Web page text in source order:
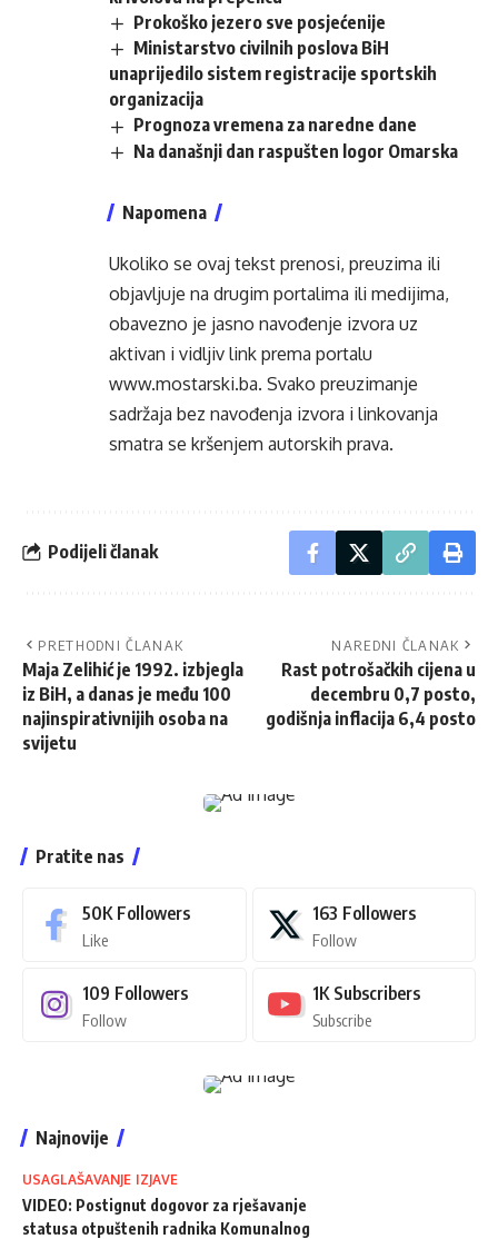
Prokoško jezero sve posjećenije
Ministarstvo civilnih poslova BiH
unaprijedilo sistem registracije sportskih
organizacija
Prognoza vremena za naredne dane
Na današnji dan raspušten logor Omarska
Napomena
Ukoliko se ovaj tekst prenosi, preuzima ili
objavljuje na drugim portalima ili medijima,
obavezno je jasno navođenje izvora uz
aktivan i vidljiv link prema portalu
www.mostarski.ba. Svako preuzimanje
sadržaja bez navođenja izvora i linkovanja
smatra se kršenjem autorskih prava.
Podijeli članak
PRETHODNI ČLANAK
Maja Zelihić je 1992. izbjegla
iz BiH, a danas je među 100
najinspirativnijih osoba na
svijetu
NAREDNI ČLANAK
Rast potrošačkih cijena u
decembru 0,7 posto,
godišnja inflacija 6,4 posto
Pratite nas
50K Followers
Like
163 Followers
Follow
109 Followers
Follow
1K Subscribers
Subscribe
Najnovije
USAGLAŠAVANJE IZJAVE
VIDEO: Postignut dogovor za rješavanje
statusa otpuštenih radnika Komunalnog